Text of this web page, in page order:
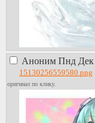
Аноним Пнд Дек
15130256559580.png
оригинал по клику.